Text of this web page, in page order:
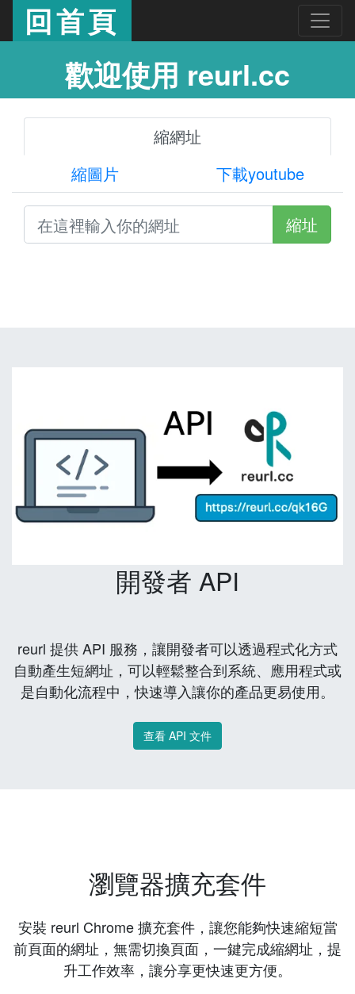
回首頁
歡迎使用 reurl.cc
縮網址
縮圖片
下載youtube
縮址
開發者 API
reurl 提供 API 服務，讓開發者可以透過程式化方式
自動產生短網址，可以輕鬆整合到系統、應用程式或
是自動化流程中，快速導入讓你的產品更易使用。
查看 API 文件
瀏覽器擴充套件
安裝 reurl Chrome 擴充套件，讓您能夠快速縮短當
前頁面的網址，無需切換頁面，一鍵完成縮網址，提
升工作效率，讓分享更快速更方便。